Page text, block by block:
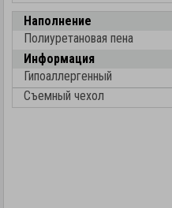
Наполнение
Полиуретановая пена
Информация
Гипоаллергенный
Съемный чехол